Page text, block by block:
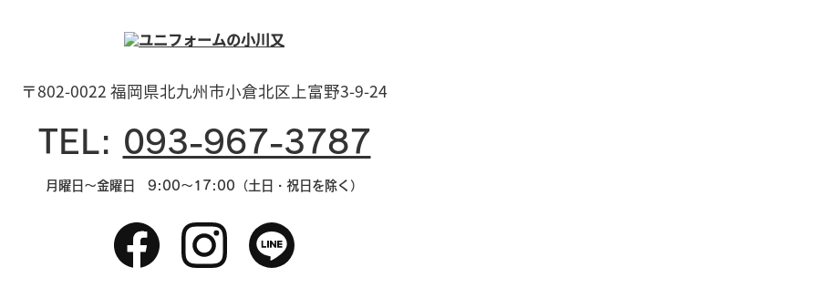
〒802-0022 福岡県北九州市小倉北区上富野3-9-24
TEL: 093-967-3787
月曜日～金曜日 9:00～17:00（土日・祝日を除く）